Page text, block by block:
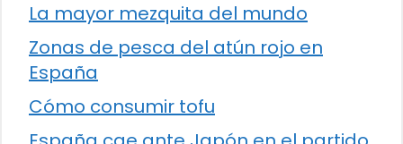
La mayor mezquita del mundo
Zonas de pesca del atún rojo en
España
Cómo consumir tofu